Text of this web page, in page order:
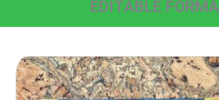
EDITABLE